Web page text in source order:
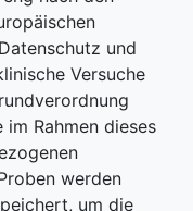
und
Versuche
Rahmen dieses
werden
um die